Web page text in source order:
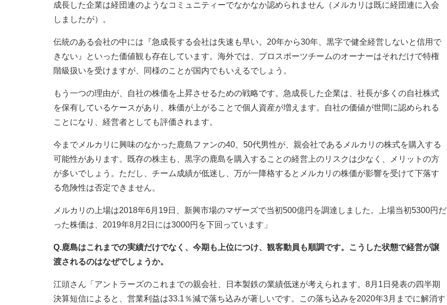
成長した企業は経団連のようなコミュニティーでなかなか認められません（メルカリは既に経団連に入会
しましたが）。
伝統のある会社の中には『急成長する会社は失速も早い。20年から30年、黒字で健全経営しないと信用で
きない』といった価値観も存在しています。海外では、プロスポーツチームのオーナーはそれだけで特権
階級扱いを受けますが、同様のことが国内でもいえるでしょう。
もう一つの理由が、自社の株価を上昇させるための戦略です。急成長した企業は、社長が多くの自社株式
を保有しているケースがあり、株価が上がることで個人資産が増えます。自社の価値が世間に認められる
ことになり、経営者としても評価されます。
今までメルカリに興味のなかった鹿島ファンの40、50代男性が、親会社であるメルカリの株式を購入する
可能性があります。既存の株主も、黒字の鹿島を購入することの経営上のリスクは少なく、メリットの方
が多いでしょう。ただし、チーム成績が低迷し、万が一降格するとメルカリの株価が影響を受けて下落す
る危険性は否定できません。
メルカリの上場は2018年6月19日、新興市場のマザーズで当初500億円を調達しました。上場当初5300円だ
った株価は、2019年8月2日には3000円を下回っています」
Q.鹿島はこれまでの実績だけでなく、今期も上位につけ、観客動員も順調です。こうした状態で経営が譲
渡されるのはなぜでしょうか。
江頭さん「アントラーズのこれまでの親会社、日本製鉄の業績低迷が考えられます。8月1日発表の四半期
決算短信によると、営業利益は33.1％減で落ち込みが著しいです。この落ち込みを2020年3月までに解消す